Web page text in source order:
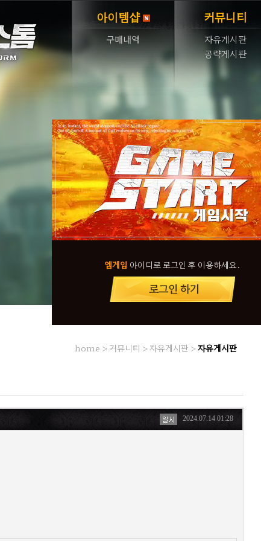
아이템샵
구매내역
커뮤니티
자유게시판
공략게시판
엠게임 아이디로 로그인 후 이용하세요.
home > 커뮤니티 > 자유게시판 > 자유게시판
2024.07.14 01:28